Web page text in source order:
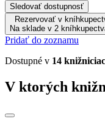
Sledovať dostupnosť
Rezervovať v
Na sklade v 2
Pridať do zoznamu
Dostupné v 14
V ktorých